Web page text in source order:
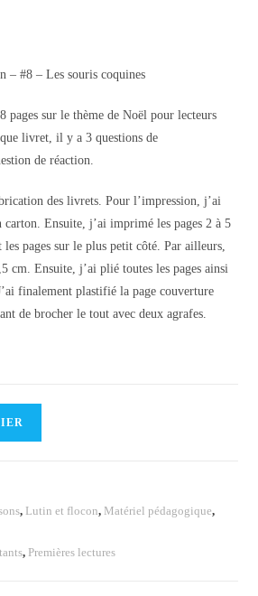
– #8 – Les souris coquines
pages sur le thème de Noël pour lecteurs
livret, il y a 3 questions de
de réaction.
des livrets. Pour l’impression, j’ai
Ensuite, j’ai imprimé les pages 2 à 5
pages sur le plus petit côté. Par ailleurs,
cm. Ensuite, j’ai plié toutes les pages ainsi
finalement plastifié la page couverture
de brocher le tout avec deux agrafes.
, Lutin et flocon, Matériel pédagogique,
, Premières lectures